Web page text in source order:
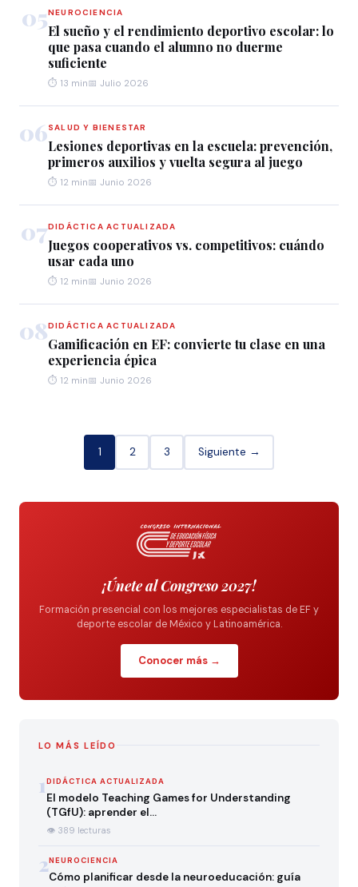
05NEUROCIENCIA
El sueño y el rendimiento deportivo escolar: lo
que pasa cuando el alumno no duerme
suficiente
⏱ 13 min📅 Julio 2026
06SALUD Y BIENESTAR
Lesiones deportivas en la escuela: prevención,
primeros auxilios y vuelta segura al juego
⏱ 12 min📅 Junio 2026
07DIDÁCTICA ACTUALIZADA
Juegos cooperativos vs. competitivos: cuándo
usar cada uno
⏱ 12 min📅 Junio 2026
08DIDÁCTICA ACTUALIZADA
Gamificación en EF: convierte tu clase en una
experiencia épica
⏱ 12 min📅 Junio 2026
1 2 3 Siguiente →
¡Únete al Congreso 2027!
Formación presencial con los mejores especialistas de EF y
deporte escolar de México y Latinoamérica.
Conocer más →
LO MÁS LEÍDO
1 DIDÁCTICA ACTUALIZADA
El modelo Teaching Games for Understanding
(TGfU): aprender el…
👁 389 lecturas
2NEUROCIENCIA
Cómo planificar desde la neuroeducación: guía